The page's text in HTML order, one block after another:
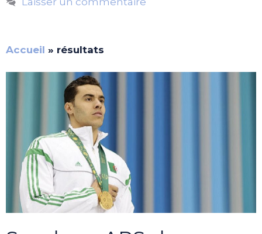
Accueil » résultats